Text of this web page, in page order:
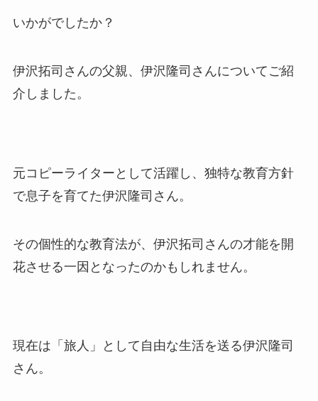
いかがでしたか？
伊沢拓司さんの父親、伊沢隆司さんについてご紹
介しました。
元コピーライターとして活躍し、独特な教育方針
で息子を育てた伊沢隆司さん。
その個性的な教育法が、伊沢拓司さんの才能を開
花させる一因となったのかもしれません。
現在は「旅人」として自由な生活を送る伊沢隆司
さん。